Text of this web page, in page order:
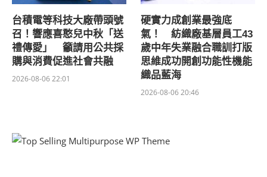
台積電等科技大廠帶頭號
召！響應喜憨兒中秋「送
禮傳愛」 籲請用公共採
購與消費促進社會共融
2026-08-06 22:01
硬實力成創業最強底
氣！ 紡織廠基層員工43
歲中年失業融合職訓打版
思維成功開創功能性機能
織品藍海
2026-08-06 20:46